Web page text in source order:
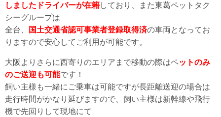
しましたドライバーが在籍しており、また東葛ペットタク
シーグループは
全台、
国土交通省認可事業者登録取得済の車両となってお
りますので安心してご利用が可能です。
大阪よりさらに西寄りのエリアまで移動の際はペットのみ
のご送迎も可能です！
飼い主様も一緒にご乗車は可能ですが長距離送迎の場合は
走行時間がかなり延びますので、飼い主様は新幹線や飛行
機で先回りして現地にて